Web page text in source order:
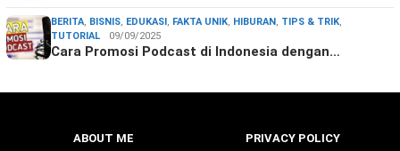
BERITA, BISNIS, EDUKASI , FAKTA UNIK, HIBURAN , TIPS & TRIK,
TUTORIAL
09/09/2025
Cara Promosi Podcast di Indonesia dengan…
ABOUT ME PRIVACY POLICY